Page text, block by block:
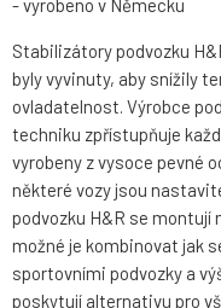
- vyrobeno v Německu
Stabilizátory podvozku
byly vyvinuty, aby snížily
ovladatelnost. Výrobce
techniku zpřístupňuje
vyrobeny z vysoce pevné
některé vozy jsou
podvozku H&R se
možné je kombinovat jak
sportovními podvozky a
poskytují alternativu pro